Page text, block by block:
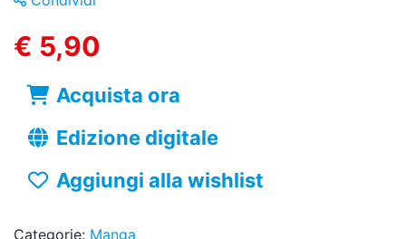
€ 5,90
Acquista ora
Edizione digitale
Aggiungi alla wishlist
Categorie: Manga